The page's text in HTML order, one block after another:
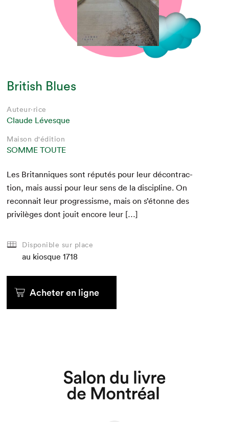
Que cherchez-vous?
British Blues
Auteur·rice
Claude Lévesque
Maison d'édition
SOMME TOUTE
Les Bri­tan­niques sont réputés pour leur décon­trac­
tion, mais aus­si pour leur sens de la dis­ci­pline. On
recon­nait leur pro­gres­sisme, mais on s’étonne des
priv­ilèges dont jouit encore leur […]
Disponible sur place
au kiosque 1718
Acheter en ligne